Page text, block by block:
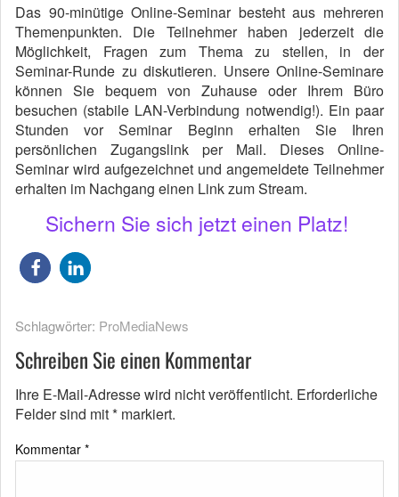
Das 90-minütige Online-Seminar besteht aus mehreren
Themenpunkten. Die Teilnehmer haben jederzeit die
Möglichkeit, Fragen zum Thema zu stellen, in der
Seminar-Runde zu diskutieren. Unsere Online-Seminare
können Sie bequem von Zuhause oder Ihrem Büro
besuchen (stabile LAN-Verbindung notwendig!). Ein paar
Stunden vor Seminar Beginn erhalten Sie Ihren
persönlichen Zugangslink per Mail. Dieses Online-
Seminar wird aufgezeichnet und angemeldete Teilnehmer
erhalten im Nachgang einen Link zum Stream.
Sichern Sie sich jetzt einen Platz!
Schlagwörter: ProMediaNews
Schreiben Sie einen Kommentar
Ihre E-Mail-Adresse wird nicht veröffentlicht. Erforderliche
Felder sind mit* markiert.
Kommentar *